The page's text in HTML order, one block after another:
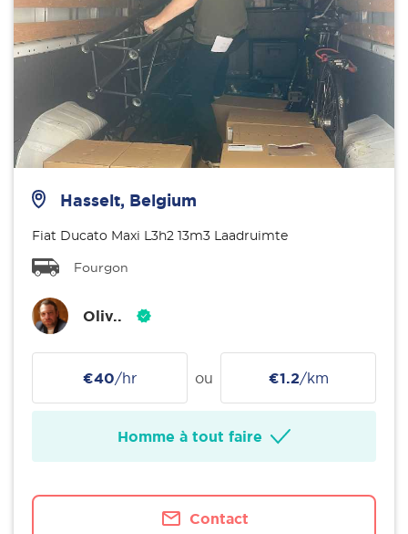
Hasselt, Belgium
Fiat Ducato Maxi L3h2 13m3 Laadruimte
Fourgon
Oliv..
€40/hr ou €1.2/km
Homme à tout faire
Contact